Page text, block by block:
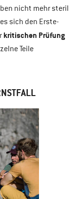
nicht mehr steril
sich den Erste-
kritischen Prüfung
Teile